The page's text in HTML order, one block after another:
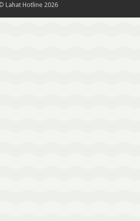
Lahat Hotline 2026